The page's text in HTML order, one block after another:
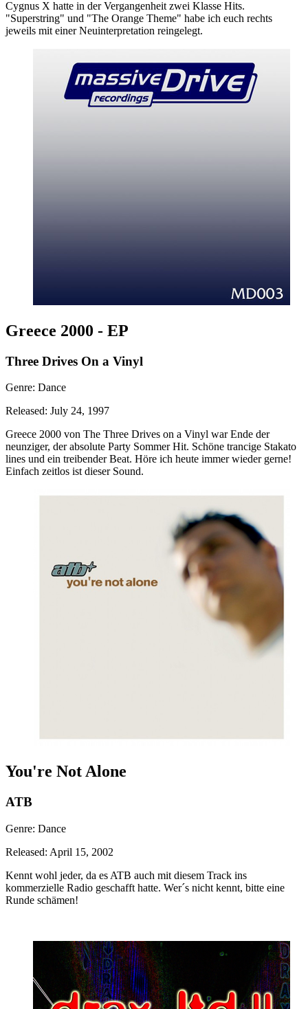
Cygnus X hatte in der Vergangenheit zwei Klasse Hits.
"Superstring" und "The Orange Theme" habe ich euch rechts
jeweils mit einer Neuinterpretation reingelegt.
Greece 2000 - EP
Three Drives On a Vinyl
Genre: Dance
Released: July 24, 1997
Greece 2000 von The Three Drives on a Vinyl war Ende der
neunziger, der absolute Party Sommer Hit. Schöne trancige Stakato
lines und ein treibender Beat. Höre ich heute immer wieder gerne!
Einfach zeitlos ist dieser Sound.
You're Not Alone
ATB
Genre: Dance
Released: April 15, 2002
Kennt wohl jeder, da es ATB auch mit diesem Track ins
kommerzielle Radio geschafft hatte. Wer´s nicht kennt, bitte eine
Runde schämen!